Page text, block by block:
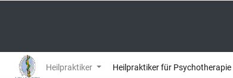
Heilpraktiker Heilpraktiker für Psychotherapie